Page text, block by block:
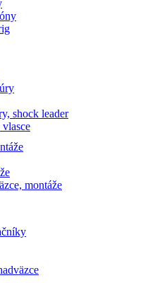
shock leader
vlasce
montáže